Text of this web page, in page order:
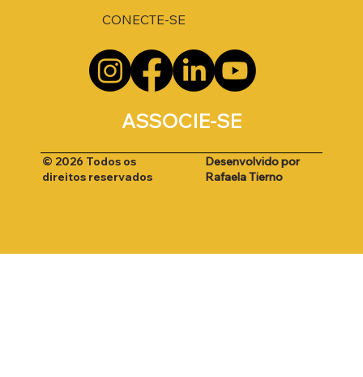
ASSOCIE-SE
CONECTE-SE
© 2026 Todos os
direitos reservados
Desenvolvido por
Rafaela Tierno